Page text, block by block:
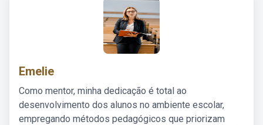
Emelie
Como mentor, minha dedicação é total ao
desenvolvimento dos alunos no ambiente escolar,
empregando métodos pedagógicos que priorizam